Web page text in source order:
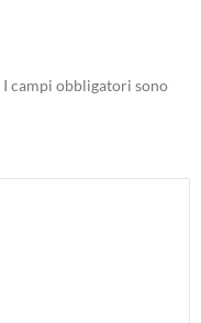
I campi obbligatori sono